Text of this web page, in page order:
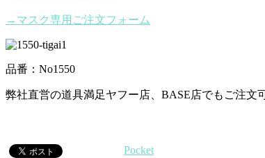
→マスク専用ご注文フォーム
品番：No1550
弊社直営の道具満足ヤフー店、BASE店でもご注
Pocket